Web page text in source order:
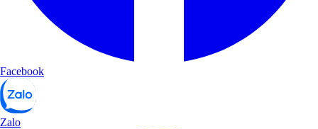
Facebook
Zalo